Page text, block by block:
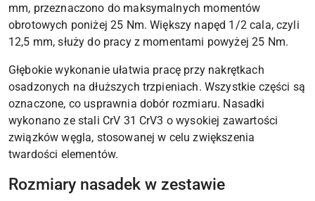
mm, przeznaczono do maksymalnych momentów
obrotowych poniżej 25 Nm. Większy napęd 1/2 cala, czyli
12,5 mm, służy do pracy z momentami powyżej 25 Nm.
Głębokie wykonanie ułatwia pracę przy nakrętkach
osadzonych na dłuższych trzpieniach. Wszystkie części są
oznaczone, co usprawnia dobór rozmiaru. Nasadki
wykonano ze stali CrV 31 CrV3 o wysokiej zawartości
związków węgla, stosowanej w celu zwiększenia
twardości elementów.
Rozmiary nasadek w zestawie